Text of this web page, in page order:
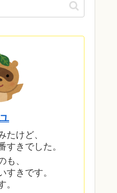
たけど、
すきでした。
も、
すきです。
。